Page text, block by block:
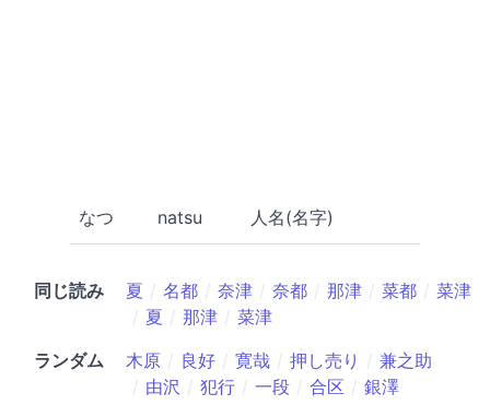
なつ natsu 人名(名字)
同じ読み 夏 名都 奈津 奈都 那津 菜都
菜津
夏
那津
菜津
ランダム
木原 良好 寛哉 押し売り
兼之助
由沢
犯行 一段 合区 銀澤